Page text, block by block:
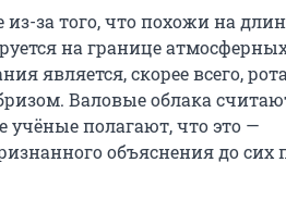
из-за того, что похожи на
на границе
является, скорее всего,
Валовые облака
полагают, что это —
объяснения до сих